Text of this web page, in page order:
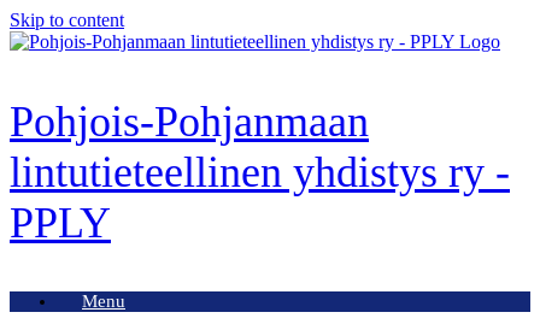
Skip to content
Pohjois-Pohjanmaan
lintutieteellinen yhdistys ry -
PPLY
Menu